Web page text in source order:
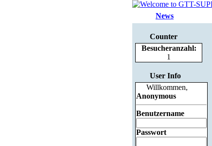
News
Counter
Besucheranzahl:
1
User Info
Willkommen,
Anonymous
Benutzername
Passwort